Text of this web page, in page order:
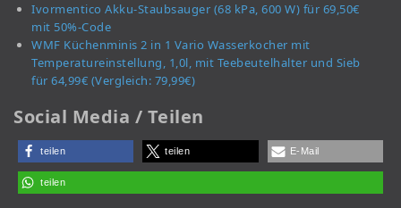
Ivormentico Akku-Staubsauger (68 kPa, 600 W) für 69,50€
mit 50%-Code
WMF Küchenminis 2 in 1 Vario Wasserkocher mit
Temperatureinstellung, 1,0l, mit Teebeutelhalter und Sieb
für 64,99€ (Vergleich: 79,99€)
Social Media / Teilen
teilen teilen E-Mail
teilen